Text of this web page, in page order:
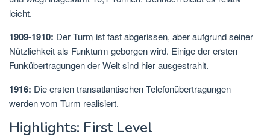
leicht.
1909-1910: Der Turm ist fast abgerissen, aber aufgrund seiner
Nützlichkeit als Funkturm geborgen wird. Einige der ersten
Funkübertragungen der Welt sind hier ausgestrahlt.
1916: Die ersten transatlantischen Telefonübertragungen
werden vom Turm realisiert.
Highlights: First Level